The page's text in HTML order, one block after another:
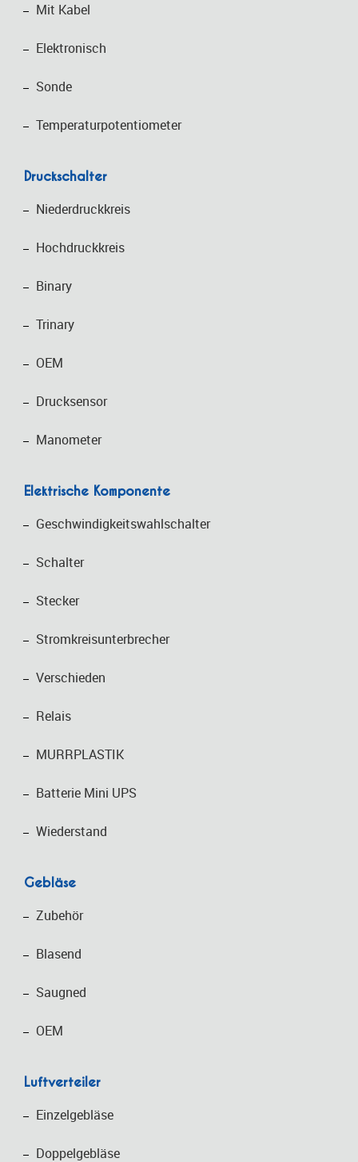
Mit Kabel
Elektronisch
Sonde
Temperaturpotentiometer
Druckschalter
Niederdruckkreis
Hochdruckkreis
Binary
Trinary
OEM
Drucksensor
Manometer
Elektrische Komponente
Geschwindigkeitswahlschalter
Schalter
Stecker
Stromkreisunterbrecher
Verschieden
Relais
MURRPLASTIK
Batterie Mini UPS
Wiederstand
Gebläse
Zubehör
Blasend
Saugned
OEM
Luftverteiler
Einzelgebläse
Doppelgebläse